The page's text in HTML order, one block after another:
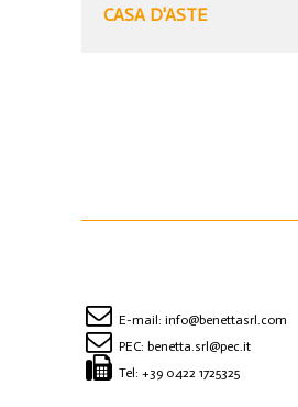
CASA D'ASTE
E-mail:info@benettasrl.com
PEC:benetta.srl@pec.it
Tel:+39 0422 1725325